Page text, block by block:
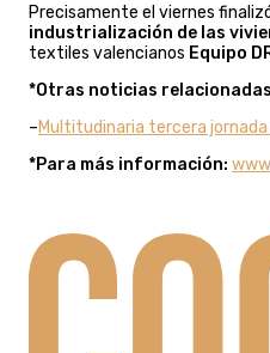
Precisamente el viernes
industrialización de las
textiles valencianos Equipo
*Otras noticias
–Multitudinaria tercera
*Para más información: